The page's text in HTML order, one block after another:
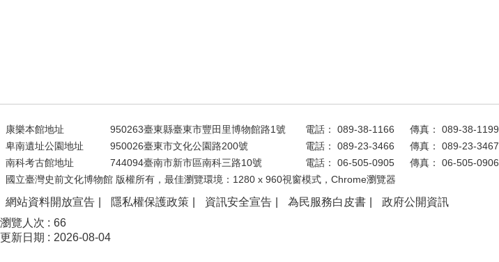
康樂本館地址 950263臺東縣臺東市豐田里博物館路1號 電話： 089-38-1166
傳真： 089-38-1199
卑南遺址公園地址
950026臺東市文化公園路200號 電話： 089-23-3466
傳真： 089-23-3467
南科考古館地址
744094臺南市新市區南科三路10號 電話： 06-505-0905
傳真： 06-505-0906
國立臺灣史前文化博物館 版權所有，最佳瀏覽環境：1280 x 960視窗模式，Chrome瀏覽器
網站資料開放宣告 隱私權保護政策 資訊安全宣告 為民服務白皮書
政府公開資訊
瀏覽人次
66
更新日期
2026-08-04